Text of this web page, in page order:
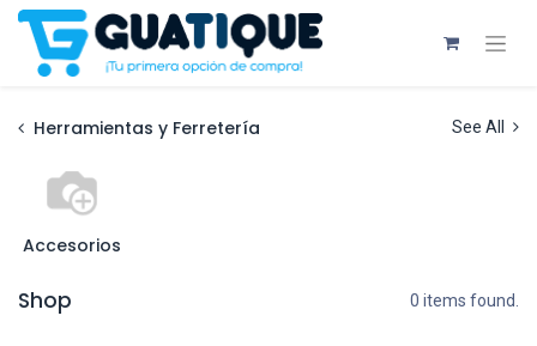
Herramientas y Ferretería See All
Accesorios
Shop 0 items found.